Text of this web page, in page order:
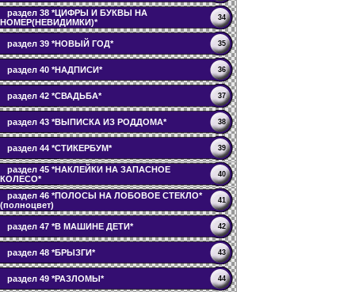
раздел 38 *ЦИФРЫ И БУКВЫ НА
НОМЕР(НЕВИДИМКИ)*
34
раздел 39 *НОВЫЙ ГОД* 35
раздел 40 *НАДПИСИ* 36
раздел 42 *СВАДЬБА* 37
раздел 43 *ВЫПИСКА ИЗ РОДДОМА* 38
раздел 44 *СТИКЕРБУМ* 39
раздел 45 *НАКЛЕЙКИ НА ЗАПАСНОЕ
КОЛЕСО*
40
раздел 46 *ПОЛОСЫ НА ЛОБОВОЕ СТЕКЛО*
(полноцвет)
41
раздел 47 *В МАШИНЕ ДЕТИ* 42
раздел 48 *БРЫЗГИ* 43
раздел 49 *РАЗЛОМЫ* 44